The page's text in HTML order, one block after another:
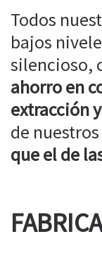
Todos
bajos
silencioso,
ahorro en
extracción
de
que el de